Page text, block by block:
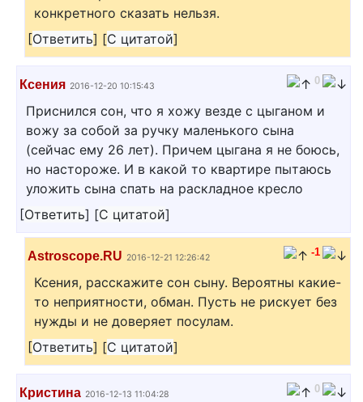
конкретного сказать нельзя.
[Ответить] [С цитатой]
Ксения 2016-12-20 10:15:43 0
Приснился сон, что я хожу везде с цыганом и
вожу за собой за ручку маленького сына
(сейчас ему 26 лет). Причем цыгана я не боюсь,
но настороже. И в какой то квартире пытаюсь
уложить сына спать на раскладное кресло
[Ответить] [С цитатой]
Astroscope.RU 2016-12-21 12:26:42 -1
Ксения, расскажите сон сыну. Вероятны какие-
то неприятности, обман. Пусть не рискует без
нужды и не доверяет посулам.
[Ответить] [С цитатой]
Кристина 2016-12-13 11:04:28 0